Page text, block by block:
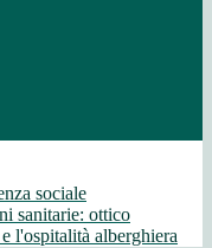
sociale
sanitarie: ottico
l'ospitalità alberghiera